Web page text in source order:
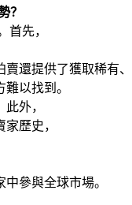
？
首先，
還提供了獲取稀有、
以找到。
外，
歷史，
參與全球市場。